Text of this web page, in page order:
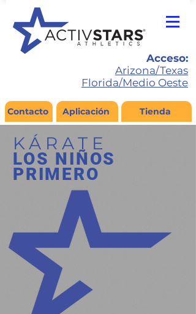
Contacto Aplicación Tienda
Acceso:
Arizona/Texas
Florida/Medio Oeste
KÁRATE
LOS NIÑOS
PRIMERO